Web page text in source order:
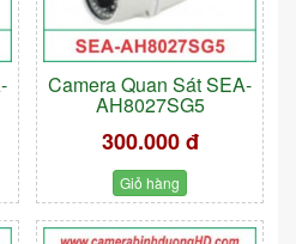
Camera Quan Sát SEA-
AH8027SG5
300.000 đ
Giỏ hàng